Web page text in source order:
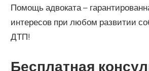
Помощь адвоката –
интересов при любом развитии
ДТП!
Бесплатная